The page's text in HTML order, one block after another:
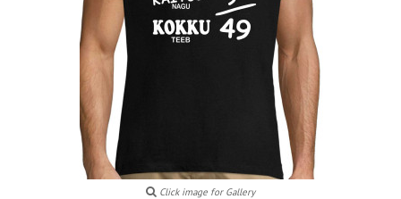
Click image for Gallery